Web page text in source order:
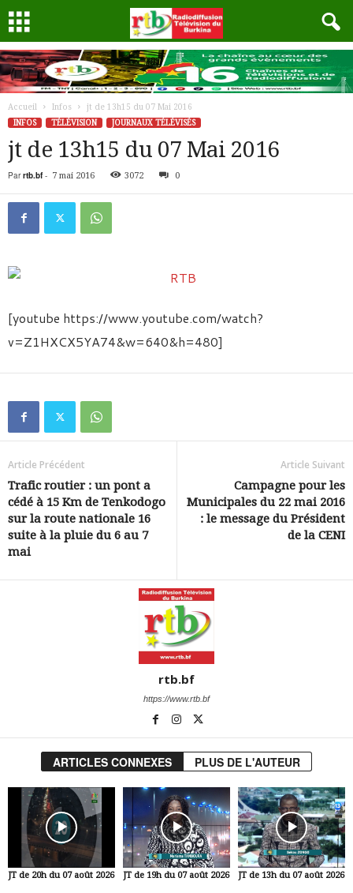
Accueil Infos
jt de 13h15 du 07 Mai 2016
INFOS
TÉLÉVISION JOURNAUX TÉLÉVISÉS
jt de 13h15 du 07 Mai 2016
Par rtb.bf- 7 mai 2016 3072 0
[youtube https://www.youtube.com/watch?
v=Z1HXCX5YA74&w=640&h=480]
Article Précédent
Trafic routier : un pont a
cédé à 15 Km de Tenkodogo
sur la route nationale 16
suite à la pluie du 6 au 7
mai
Article Suivant
Campagne pour les
Municipales du 22 mai 2016
: le message du Président
de la CENI
rtb.bf
https://www.rtb.bf
ARTICLES CONNEXES PLUS DE L'AUTEUR
JT de 20h du 07 août 2026 JT de 19h du 07 août 2026 JT de 13h du 07 août 2026